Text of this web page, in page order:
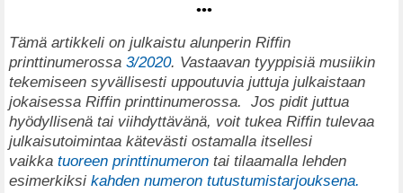
•••
Tämä artikkeli on julkaistu alunperin Riffin
printtinumerossa 3/2020. Vastaavan tyyppisiä musiikin
tekemiseen syvällisesti uppoutuvia juttuja julkaistaan
jokaisessa Riffin printtinumerossa. Jos pidit juttua
hyödyllisenä tai viihdyttävänä, voit tukea Riffin tulevaa
julkaisutoimintaa kätevästi ostamalla itsellesi
vaikka tuoreen printtinumeron tai tilaamalla lehden
esimerkiksi kahden numeron tutustumistarjouksena.